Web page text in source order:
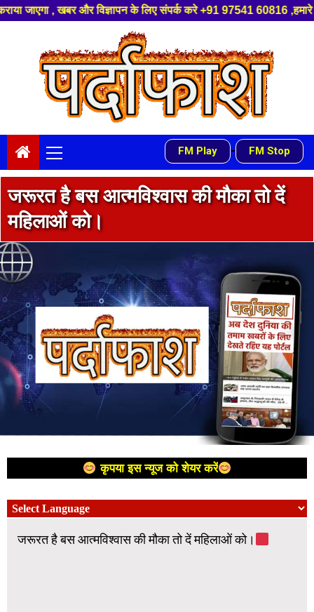
संपर्क करे +91 97541 60816 ,हमारे यूट्यूब चैनल को सबस्क्राइब करें,
content
Menu
FM Play - FM Stop
जरूरत है बस आत्मविश्वास की मौका तो दें
महिलाओं को।
कृपया इस न्यूज को शेयर करें
जरूरत है बस आत्मविश्वास की मौका तो दें महिलाओं को।